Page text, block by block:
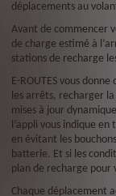
déplacements au
Avant de commencer
de charge estimé à
stations de recharge
E-ROUTES vous
les arrêts, recharger
mises à jour
l’appli vous indique
en évitant les
batterie. Et si les
plan de recharge pour
Chaque déplacement